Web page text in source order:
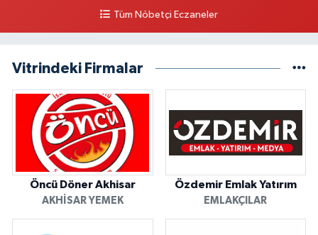
Tüm Nöbetçi Eczaneler
Vitrindeki Firmalar
Öncü Döner Akhisar
AKHISAR YEMEK
Özdemir Emlak Yatırım
EMLAKÇILAR